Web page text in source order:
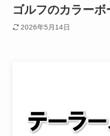
ゴルフのカラー
2026年5月14日